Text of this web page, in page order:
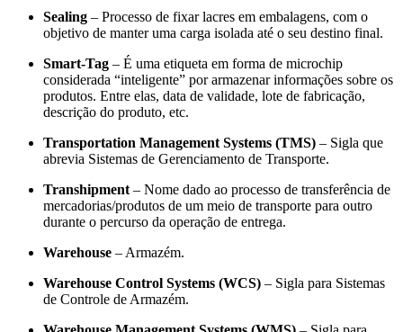
Sealing – Processo de fixar lacres em embalagens, com o
objetivo de manter uma carga isolada até o seu destino final.
Smart-Tag – É uma etiqueta em forma de microchip
considerada “inteligente” por armazenar informações sobre os
produtos. Entre elas, data de validade, lote de fabricação,
descrição do produto, etc.
Transportation Management Systems (TMS) – Sigla que
abrevia Sistemas de Gerenciamento de Transporte.
Transhipment – Nome dado ao processo de transferência de
mercadorias/produtos de um meio de transporte para outro
durante o percurso da operação de entrega.
Warehouse – Armazém.
Warehouse Control Systems (WCS) – Sigla para Sistemas
de Controle de Armazém.